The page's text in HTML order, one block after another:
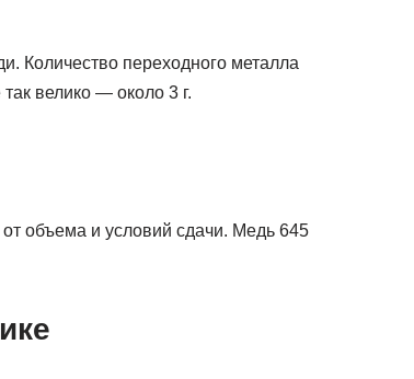
Количество переходного металла
велико — около 3 г.
объема и условий сдачи. Медь 645